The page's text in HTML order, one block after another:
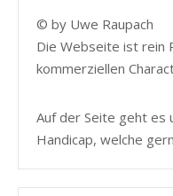
© by Uwe Raupach
Die Webseite ist rein
kommerziellen
Auf der Seite geht es
Handicap, welche